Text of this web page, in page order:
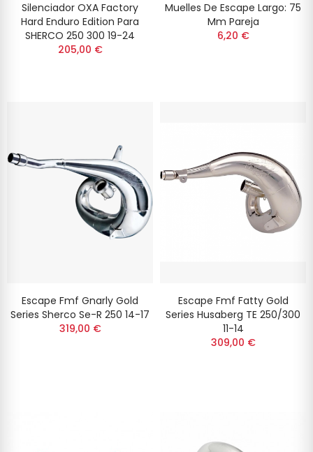
Silenciador OXA Factory
Hard Enduro Edition Para
SHERCO 250 300 19-24
205,00 €
Muelles De Escape Largo: 75
Mm Pareja
6,20 €
Escape Fmf Gnarly Gold
Series Sherco Se-R 250 14-17
319,00 €
Escape Fmf Fatty Gold
Series Husaberg TE 250/300
11-14
309,00 €